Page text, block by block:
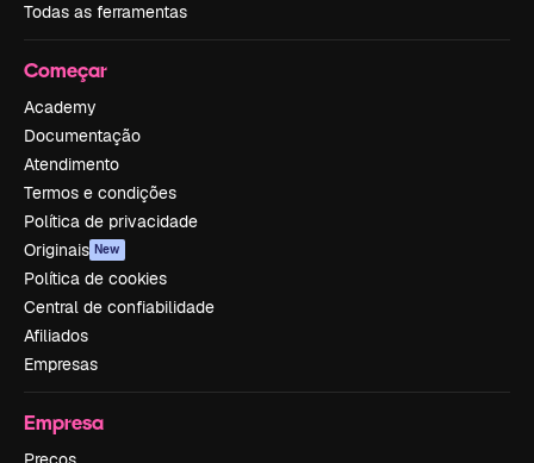
Todas as ferramentas
Começar
Academy
Documentação
Atendimento
Termos e condições
Política de privacidade
Originais New
Política de cookies
Central de confiabilidade
Afiliados
Empresas
Empresa